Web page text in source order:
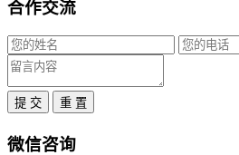
合作交流
提 交 重 置
微信咨询